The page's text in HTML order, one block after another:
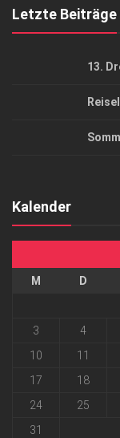
Letzte Beiträge
13.
Kalender
M D
3
4
10
11
17
18
24
25
31